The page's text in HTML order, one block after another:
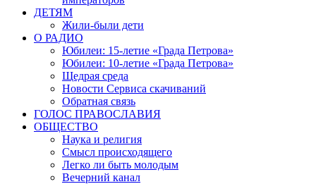
ДЕТЯМ
Жили-были дети
О РАДИО
Юбилеи: 15-летие «Града Петрова»
Юбилеи: 10-летие «Града Петрова»
Щедрая среда
Новости Сервиса скачиваний
Обратная связь
ГОЛОС ПРАВОСЛАВИЯ
ОБЩЕСТВО
Наука и религия
Смысл происходящего
Легко ли быть молодым
Вечерний канал